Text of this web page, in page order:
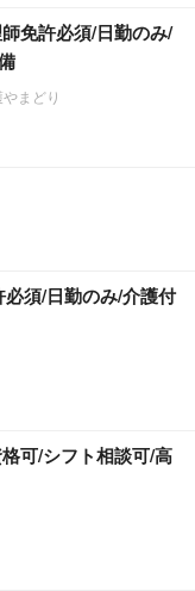
免許必須/日勤のみ/
まどり
必須/日勤のみ/介護付
可/シフト相談可/高